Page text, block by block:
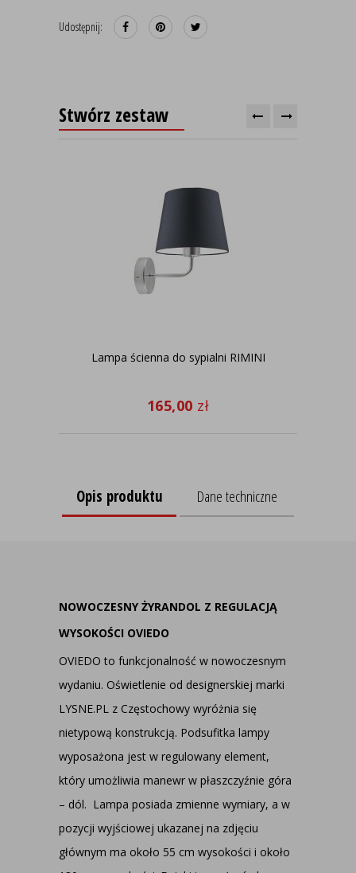
Udostępnij:
Stwórz zestaw
Lampa ścienna do sypialni RIMINI
165,00 zł
Opis produktu Dane techniczne
NOWOCZESNY ŻYRANDOL Z REGULACJĄ
WYSOKOŚCI OVIEDO
OVIEDO to funkcjonalność w nowoczesnym
wydaniu. Oświetlenie od designerskiej marki
LYSNE.PL z Częstochowy wyróżnia się
nietypową konstrukcją. Podsufitka lampy
wyposażona jest w regulowany element,
który umożliwia manewr w płaszczyźnie góra
– dól. Lampa posiada zmienne wymiary, a w
pozycji wyjściowej ukazanej na zdjęciu
głównym ma około 55 cm wysokości i około